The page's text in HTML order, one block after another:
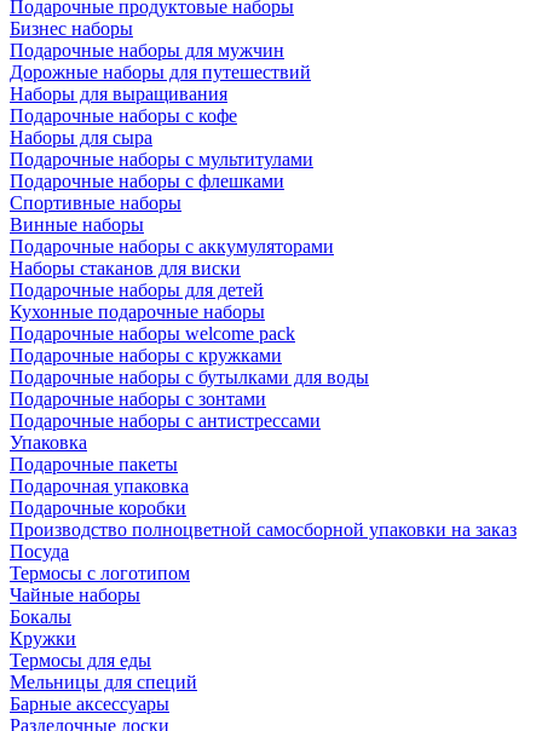
Подарочные продуктовые наборы
Бизнес наборы
Подарочные наборы для мужчин
Дорожные наборы для путешествий
Наборы для выращивания
Подарочные наборы с кофе
Наборы для сыра
Подарочные наборы с мультитулами
Подарочные наборы с флешками
Спортивные наборы
Винные наборы
Подарочные наборы с аккумуляторами
Наборы стаканов для виски
Подарочные наборы для детей
Кухонные подарочные наборы
Подарочные наборы welcome pack
Подарочные наборы с кружками
Подарочные наборы с бутылками для воды
Подарочные наборы с зонтами
Подарочные наборы с антистрессами
Упаковка
Подарочные пакеты
Подарочная упаковка
Подарочные коробки
Производство полноцветной самосборной упаковки на заказ
Посуда
Термосы с логотипом
Чайные наборы
Бокалы
Кружки
Термосы для еды
Мельницы для специй
Барные аксессуары
Разделочные доски